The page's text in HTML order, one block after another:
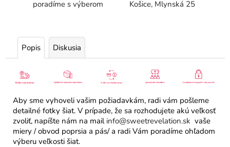
poradíme s výberom Košice, Mlynská 25
Popis Diskusia
Aby sme vyhoveli vašim požiadavkám, radi vám pošleme
detailné fotky šiat. V prípade, že sa rozhodujete akú veľkosť
zvoliť, napíšte nám na mail info@sweetrevelation.sk vaše
miery / obvod poprsia a pás/ a radi Vám poradíme ohľadom
výberu veľkosti šiat.